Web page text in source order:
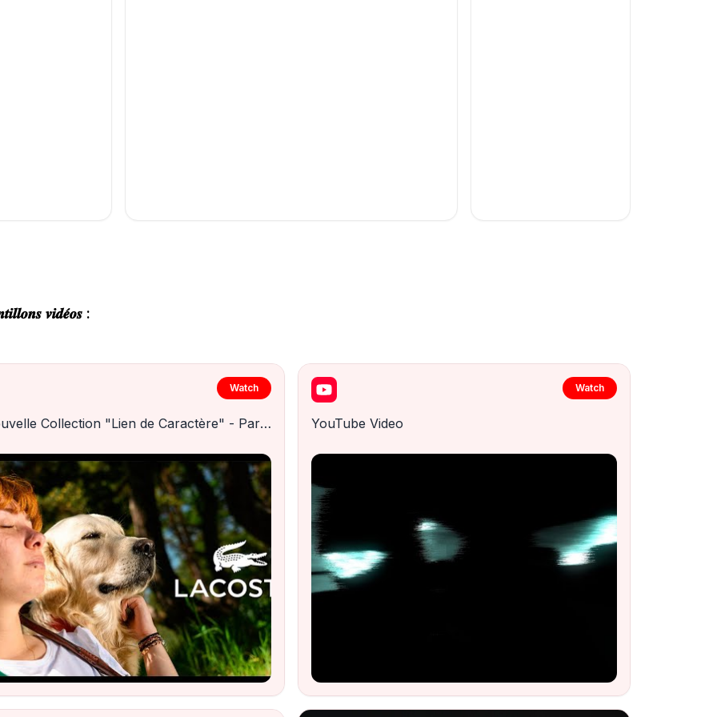
Watch
🐊 Nouvelle Collection "Lien de Caractère" - Par Lacoste ︲ (Publicité Fictive)
Watch
YouTube Video
𝒗𝒊𝒅𝒆́𝒐𝒔 :